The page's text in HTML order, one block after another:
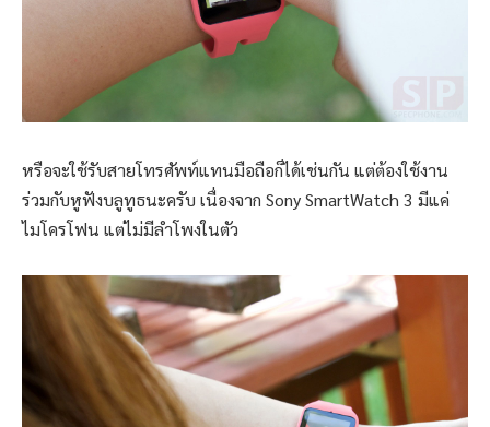
หรือจะใช้รับสายโทรศัพท์แทนมือถือก็ได้เช่นกัน แต่ต้องใช้งาน
ร่วมกับหูฟังบลูทูธนะครับ เนื่องจาก Sony SmartWatch 3 มีแค่
ไมโครโฟน แต่ไม่มีลำโพงในตัว